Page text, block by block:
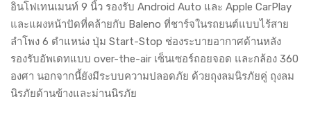
อินโฟเทนเมนท์ 9 นิ้ว รองรับ Android Auto และ Apple CarPlay
และแผงหน้าปัดที่คล้ายกับ Baleno ที่ชาร์จในรถยนต์แบบไร้สาย
ลำโพง 6 ตำแหน่ง ปุ่ม Start-Stop ช่องระบายอากาศด้านหลัง
รองรับอัพเดทแบบ over-the-air เซ็นเซอร์ถอยจอด และกล้อง 360
องศา นอกจากนี้ยังมีระบบความปลอดภัย ด้วยถุงลมนิรภัยคู่ ถุงลม
นิรภัยด้านข้างและม่านนิรภัย